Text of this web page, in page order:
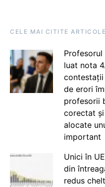
CELE MAI CITITE ARTICOLE
Profesorul
luat nota
de erori
profesorii
corectat
alocate
important
Unici în
din
redus